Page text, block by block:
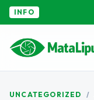
INFO
UNCATEGORIZED /